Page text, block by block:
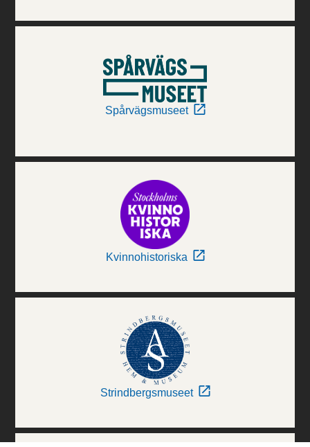
Spårvägsmuseet
Kvinnohistoriska
Strindbergsmuseet